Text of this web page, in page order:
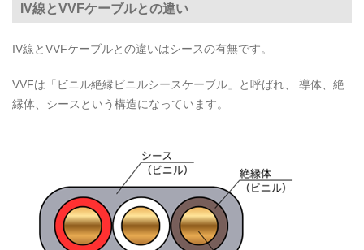
IV線とVVFケーブルとの違い
IV線とVVFケーブルとの違いはシースの有無です。
VVFは「ビニル絶縁ビニルシースケーブル」と呼ばれ、 導体、絶
縁体、シースという構造になっています。